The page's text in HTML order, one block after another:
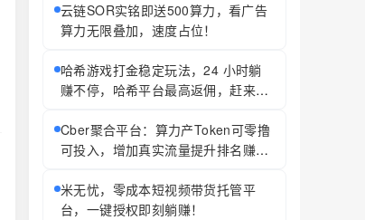
长，拉群有福利
云链SOR实铭即送500算力，看广告
算力无限叠加，速度占位！
哈希游戏打金稳定玩法，24 小时躺
赚不停，哈希平台最高返佣，赶来你
Cber聚合平台：算力产Token可零撸
可投入，增加真实流量提升排名赚管
米无忧，零成本短视频带货托管平
台，一键授权即刻躺赚！